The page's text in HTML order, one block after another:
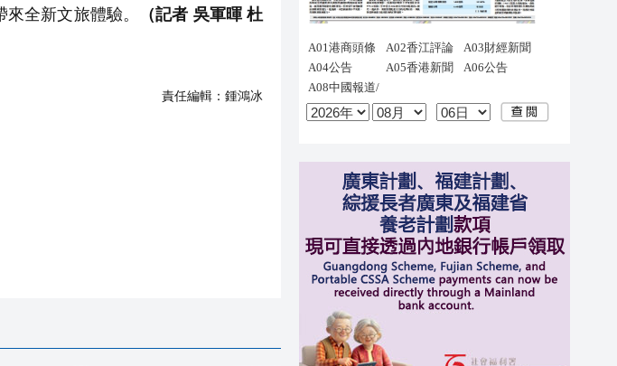
全新文旅體驗。
（記者 吳軍暉 杜
責任編輯： 鍾鴻冰